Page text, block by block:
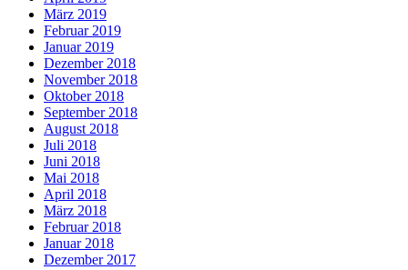
März 2019
Februar 2019
Januar 2019
Dezember 2018
November 2018
Oktober 2018
September 2018
August 2018
Juli 2018
Juni 2018
Mai 2018
April 2018
März 2018
Februar 2018
Januar 2018
Dezember 2017